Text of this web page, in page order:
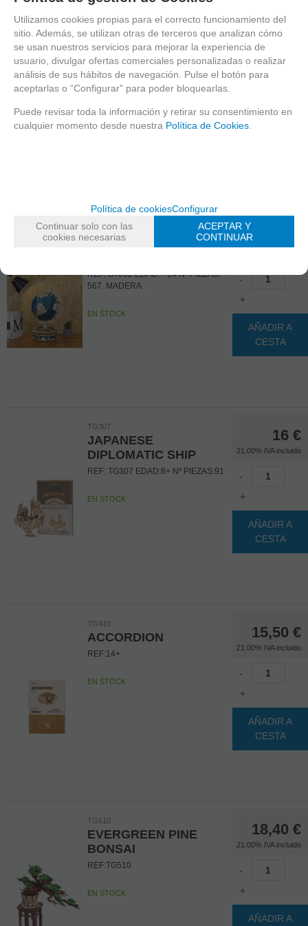
FERROCARRILES HUMEANTES
HASTA PASEOS SALVAJES EN LA
CARRETERA. DEJE QUE LOS
MODELOS MC LO GUÍEN EN LA
ÉPICA HISTORIA DEL PROGRESO
DEL VEHÍCULO.
AUTOENSAMBLAJE, MODELO A
ESCALA, RÉPLICA DE VEHÍCULOS
DETALLADAS.
MCB02
THE SEAHORSE
BARQUE
MAQUETA DE MADERA BARCO
69,50
IVA incluido
AÑADIR A
ST002
THE GLOBE 3D
REF: ST002 EDAD: +14 Nº PIEZAS:
567. MADERA.
EN STOCK
109,50
-
+
AÑADIR A
CESTA
TG307
JAPANESE
DIPLOMATIC SHIP
REF: TG307 EDAD:8+ Nº PIEZAS:91
EN STOCK
16 €
21.00% IVA incluido
-
+
AÑADIR A
CESTA
TG410
ACCORDION
REF:14+
EN STOCK
15,50 €
21.00% IVA incluido
-
+
AÑADIR A
CESTA
TG510
EVERGREEN PINE
BONSAI
REF:TG510
EN STOCK
18,40 €
21.00% IVA incluido
-
+
AÑADIR A
Utilizamos cookies propias para el correcto funcionamiento del
sitio. Además, se utilizan otras de terceros que analizan cómo
se usan nuestros servicios para mejorar la experiencia de
usuario, divulgar ofertas comerciales personalizadas o realizar
análisis de sus hábitos de navegación. Pulse el botón para
aceptarlas o “Configurar” para poder bloquearlas.
Puede revisar toda la información y retirar su consentimiento en
cualquier momento desde nuestra Política de Cookies
Política de cookiesConfigurar
Continuar solo con las
cookies necesarias
ACEPTAR Y
CONTINUAR